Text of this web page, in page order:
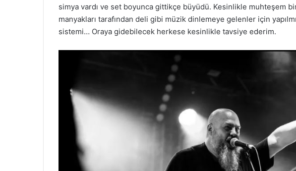
simya vardı ve set boyunca gittikçe büyüdü. Kesinlikle muhteşem
manyakları tarafından deli gibi müzik dinlemeye gelenler için
sistemi… Oraya gidebilecek herkese kesinlikle tavsiye ederim.